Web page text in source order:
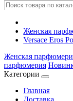
Женская
Versace Eros
Женская
парфюмерия
Категории
Главная
Доставка